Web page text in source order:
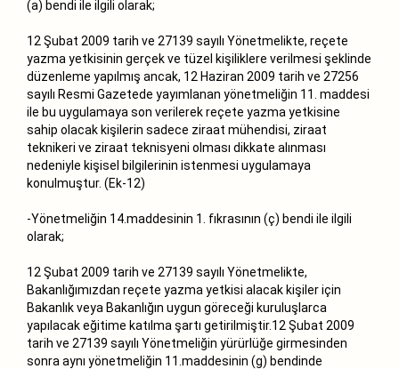
(a) bendi ile ilgili olarak;
12 Şubat 2009 tarih ve 27139 sayılı Yönetmelikte, reçete
yazma yetkisinin gerçek ve tüzel kişiliklere verilmesi şeklinde
düzenleme yapılmış ancak, 12 Haziran 2009 tarih ve 27256
sayılı Resmi Gazetede yayımlanan yönetmeliğin 11. maddesi
ile bu uygulamaya son verilerek reçete yazma yetkisine
sahip olacak kişilerin sadece ziraat mühendisi, ziraat
teknikeri ve ziraat teknisyeni olması dikkate alınması
nedeniyle kişisel bilgilerinin istenmesi uygulamaya
konulmuştur. (Ek-12)
-Yönetmeliğin 14.maddesinin 1. fıkrasının (ç) bendi ile ilgili
olarak;
12 Şubat 2009 tarih ve 27139 sayılı Yönetmelikte,
Bakanlığımızdan reçete yazma yetkisi alacak kişiler için
Bakanlık veya Bakanlığın uygun göreceği kuruluşlarca
yapılacak eğitime katılma şartı getirilmiştir.12 Şubat 2009
tarih ve 27139 sayılı Yönetmeliğin yürürlüğe girmesinden
sonra aynı yönetmeliğin 11.maddesinin (g) bendinde